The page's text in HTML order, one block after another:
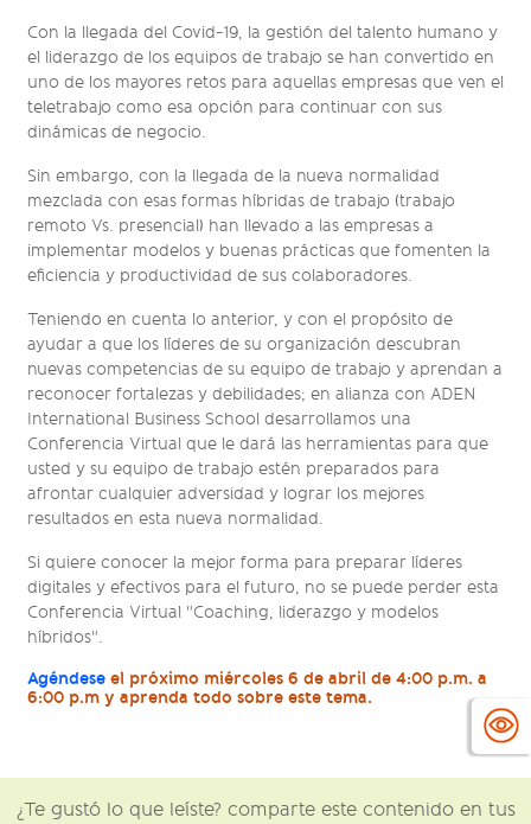
Con la llegada del Covid-19, la gestión del talento humano y
el liderazgo de los equipos de trabajo se han convertido en
uno de los mayores retos para aquellas empresas que ven el
teletrabajo como esa opción para continuar con sus
dinámicas de negocio.
Sin embargo, con la llegada de la nueva normalidad
mezclada con esas formas híbridas de trabajo (trabajo
remoto Vs. presencial) han llevado a las empresas a
implementar modelos y buenas prácticas que fomenten la
eficiencia y productividad de sus colaboradores.
Teniendo en cuenta lo anterior, y con el propósito de
ayudar a que los líderes de su organización descubran
nuevas competencias de su equipo de trabajo y aprendan a
reconocer fortalezas y debilidades; en alianza con ADEN
International Business School desarrollamos una
Conferencia Virtual que le dará las herramientas para que
usted y su equipo de trabajo estén preparados para
afrontar cualquier adversidad y lograr los mejores
resultados en esta nueva normalidad.
Si quiere conocer la mejor forma para preparar líderes
digitales y efectivos para el futuro, no se puede perder esta
Conferencia Virtual "Coaching, liderazgo y modelos
híbridos".
Agéndese el próximo miércoles 6 de abril de 4:00 p.m. a
6:00 p.m y aprenda todo sobre este tema.
¿Te gustó lo que leíste? comparte este contenido en tus